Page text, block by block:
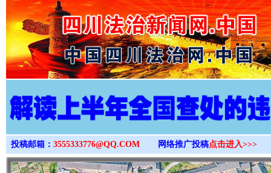
>
投稿邮箱： 3555333776@QQ.COM 网络推广投稿点击进入>>>